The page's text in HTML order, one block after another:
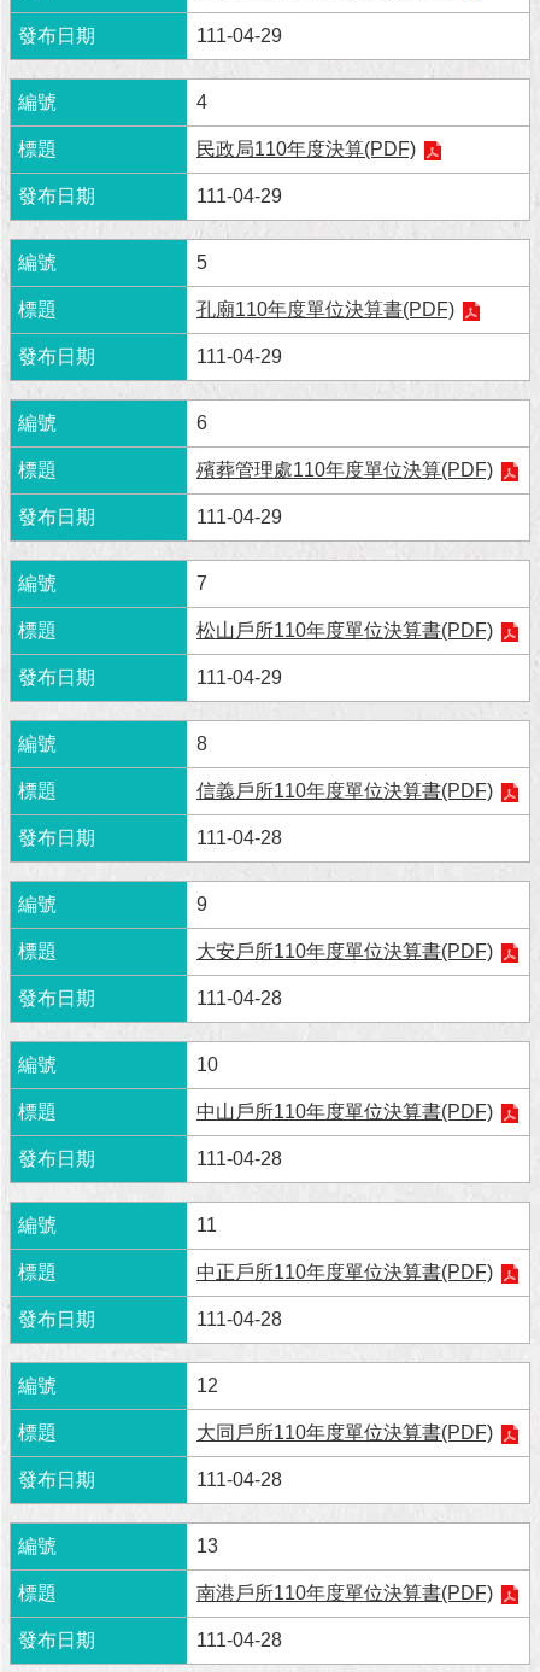
發
現
臺
北
活
動
主
題
館
與
民
互
動
活
動
主
題
館
回
頁
網
站
導
覽
常
見
問
答
即
時
新
澄
清
雙
語
詞
彙
台
北
通
陳
情
系
統
公
參
111-04-29
4
民政局110年度決算(PDF)
111-04-29
5
孔廟110年度單位決算書(PDF)
111-04-29
6
殯葬管理處110年度單位決算(PDF)
111-04-29
7
松山戶所110年度單位決算書(PDF)
111-04-29
8
信義戶所110年度單位決算書(PDF)
111-04-28
9
大安戶所110年度單位決算書(PDF)
111-04-28
10
中山戶所110年度單位決算書(PDF)
111-04-28
11
中正戶所110年度單位決算書(PDF)
111-04-28
12
大同戶所110年度單位決算書(PDF)
111-04-28
13
南港戶所110年度單位決算書(PDF)
111-04-28